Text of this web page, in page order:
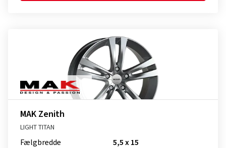
MAK Zenith
LIGHT TITAN
Fælgbredde
5,5 x 15